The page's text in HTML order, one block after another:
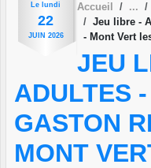
Le lundi
22
JUIN 2026
Accueil
Jeu libre -
- Mont Vert
JEU
ADULTES
GASTON
MONT